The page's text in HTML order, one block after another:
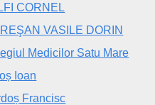
CORNEL
VASILE DORIN
Medicilor Satu Mare
Ioan
Francisc